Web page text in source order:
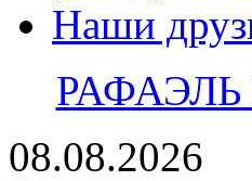
Наши
РАФАЭЛЬ
08.08.2026